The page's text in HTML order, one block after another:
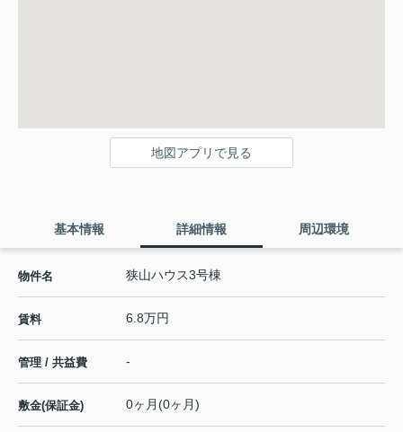
地図アプリで見る
基本情報 詳細情報 周辺環境
物件名 狭山ハウス3号棟
賃料 6.8万円
管理 / 共益費 -
敷金(保証金) 0ヶ月(0ヶ月)